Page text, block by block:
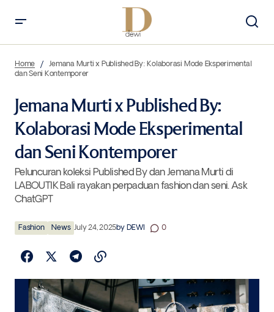
Seni Kontemporer
Home
Jemana Murti x Published By: Kolaborasi Mode Eksperimental
dan Seni Kontemporer
Jemana Murti x Published By:
Kolaborasi Mode Eksperimental
dan Seni Kontemporer
Peluncuran koleksi Published By dan Jemana Murti di
LABOUTIK Bali rayakan perpaduan fashion dan seni. Ask
ChatGPT
Fashion News July 24, 2025by DEWI 0